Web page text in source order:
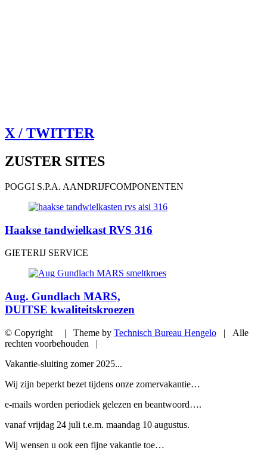
X / TWITTER
ZUSTER SITES
POGGI S.P.A. AANDRIJFCOMPONENTEN
Haakse tandwielkast RVS 316
GIETERIJ SERVICE
Aug. Gundlach MARS,
DUITSE kwaliteitskroezen
© Copyright | Theme by Technisch Bureau Hengelo | Alle
rechten voorbehouden |
Vakantie-sluiting zomer 2025...
Wij zijn beperkt bezet tijdens onze zomervakantie…
e-mails worden periodiek gelezen en beantwoord….
vanaf vrijdag 24 juli t.e.m. maandag 10 augustus.
Wij wensen u ook een fijne vakantie toe…